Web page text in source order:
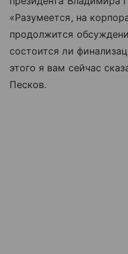
«Разумеется, на
продолжится
состоится ли
этого я вам сейчас
Песков.